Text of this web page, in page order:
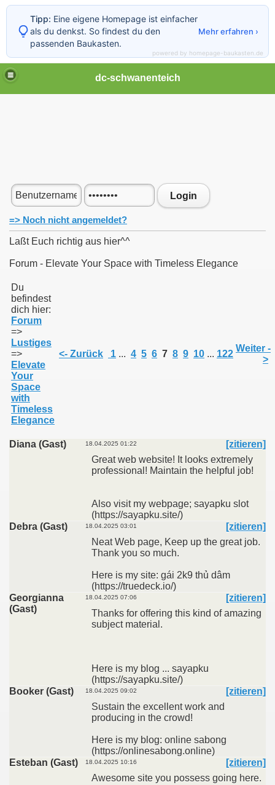
dc-schwanenteich
Login
=> Noch nicht angemeldet?
Laßt Euch richtig aus hier^^
Forum - Elevate Your Space with Timeless Elegance
Du
befindest
dich hier:
Forum
=>
Lustiges
=>
Elevate
Your
Space
with
Timeless
Elegance
<- Zurück 1 ... 4 5 6 7 8 9 10 ... 122
Weiter -
>
Diana (Gast) 18.04.2025 01:22
[zitieren]
Great web website! It looks extremely
professional! Maintain the helpful job!
Also visit my webpage; sayapku slot
(https://sayapku.site/)
Debra (Gast)
18.04.2025 03:01
[zitieren]
Neat Web page, Keep up the great job.
Thank you so much.
Here is my site: gái 2k9 thủ dâm
(https://truedeck.io/)
Georgianna
(Gast)
18.04.2025 07:06
[zitieren]
Thanks for offering this kind of amazing
subject material.
Here is my blog ... sayapku
(https://sayapku.site/)
Booker (Gast)
18.04.2025 09:02
[zitieren]
Sustain the excellent work and
producing in the crowd!
Here is my blog: online sabong
(https://onlinesabong.online)
Esteban (Gast)
18.04.2025 10:16
[zitieren]
Awesome site you possess going here.
Tipp: Eine eigene Homepage ist einfacher
als du denkst. So findest du den
passenden Baukasten.
Mehr erfahren ›
powered by homepage-baukasten.de